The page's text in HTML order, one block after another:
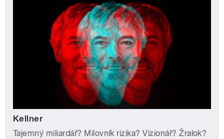
Kellner
Tajemný miliardář? Milovník rizika? Vizionář? Žralok?